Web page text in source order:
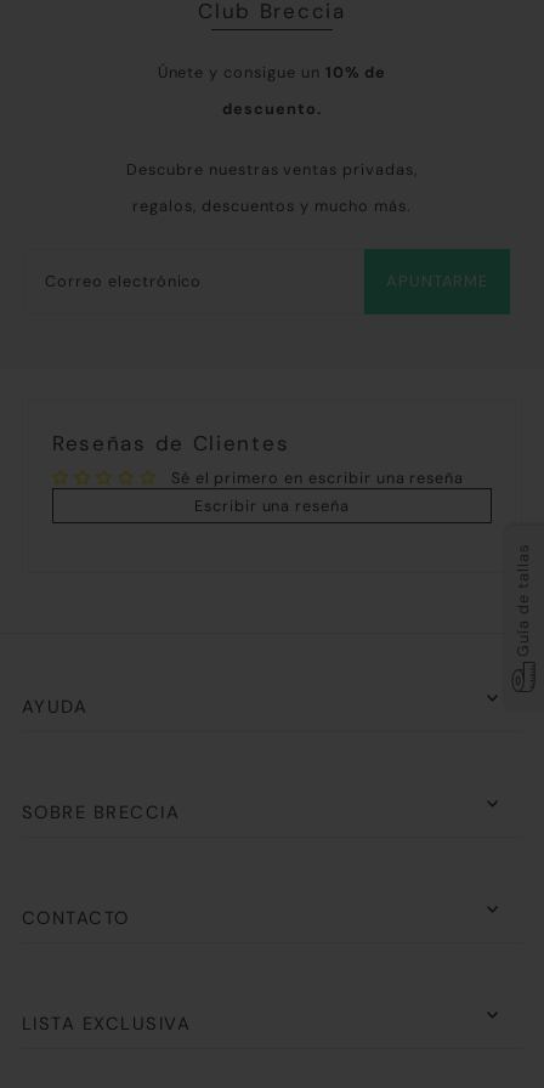
Club Breccia
Únete y consigue un 10% de
descuento.
Descubre nuestras ventas privadas,
regalos, descuentos y mucho más.
APUNTARME
Reseñas de Clientes
Sé el primero en escribir una reseña
Escribir una reseña
AYUDA
SOBRE BRECCIA
CONTACTO
LISTA EXCLUSIVA
Guía de tallas